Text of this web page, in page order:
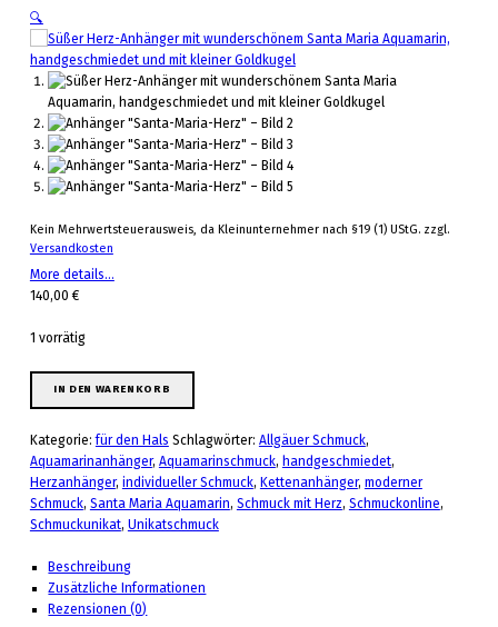
🔍
Kein Mehrwertsteuerausweis, da Kleinunternehmer nach §19 (1) UStG. zzgl.
Versandkosten
More details…
140,00€
1 vorrätig
Anhänger "Santa-Maria-Herz" Menge
IN DEN WARENKORB
Kategorie:für den Hals Schlagwörter: Allgäuer Schmuck,
Aquamarinanhänger, Aquamarinschmuck, handgeschmiedet,
Herzanhänger, individueller Schmuck, Kettenanhänger, moderner
Schmuck, Santa Maria Aquamarin, Schmuck mit Herz, Schmuckonline,
Schmuckunikat, Unikatschmuck
Beschreibung
Zusätzliche Informationen
Rezensionen (0)